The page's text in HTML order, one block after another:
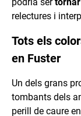
podria sertornar
relectures i
Tots els
en Fuster
Un dels grans
tombants dels
perill de caure